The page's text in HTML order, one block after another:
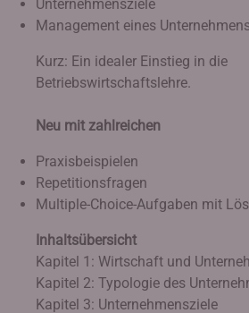
Unternehmensziele
Management eines
Kurz: Ein idealer Einstieg in die
Betriebswirtschaftslehre.
Neu mit zahlreichen
Praxisbeispielen
Repetitionsfragen
Multiple-Choice-Aufgaben mit
Inhaltsübersicht
Kapitel 1: Wirtschaft und
Kapitel 2: Typologie des
Kapitel 3: Unternehmensziele